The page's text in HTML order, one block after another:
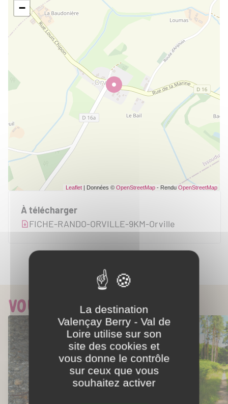
−
Leaflet | Données © OpenStreetMap - Rendu OpenStreetMap
À télécharger
FICHE-RANDO-ORVILLE-9KM-Orville
Partager ce contenu
Vous aimerez aussi...
La destination
Valençay Berry - Val de
Loire utilise sur son
site des cookies et
vous donne le contrôle
sur ceux que vous
souhaitez activer